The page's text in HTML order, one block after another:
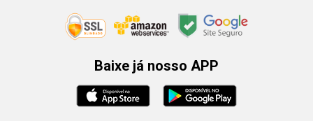
Baixe já nosso APP